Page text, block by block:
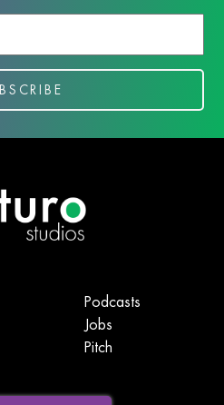
Podcasts
Jobs
Pitch